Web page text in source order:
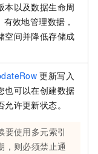
本以及数据生命周
效地管理数据，
空间并降低存储成
更新写入
也可以在创建数据
许更新状态。
要使用多元索引
，则必须禁止通